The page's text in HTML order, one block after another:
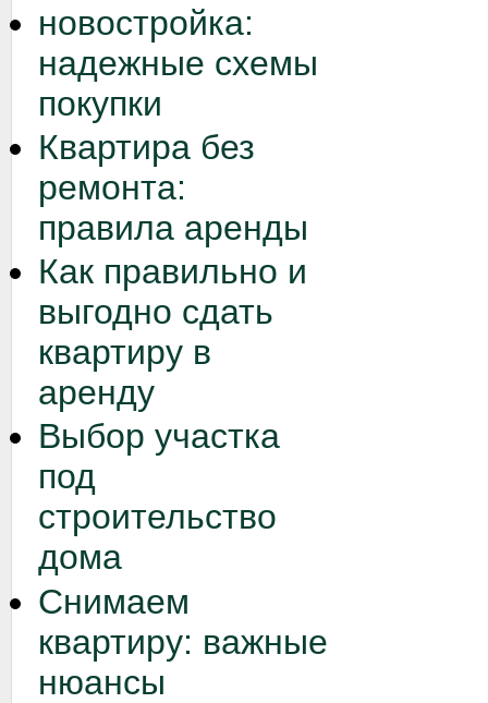
новостройка:
надежные схемы
покупки
Квартира без
ремонта:
правила аренды
Как правильно и
выгодно сдать
квартиру в
аренду
Выбор участка
под
строительство
дома
Снимаем
квартиру: важные
нюансы